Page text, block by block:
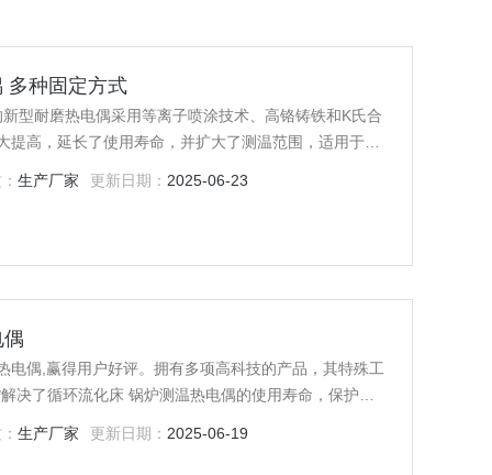
多种固定方式
型耐磨热电偶采用等离子喷涂技术、高铬铸铁和K氏合
高，延长了使用寿命，并扩大了测温范围，适用于对
生产厂家 更新日期： 2025-06-23
电偶,赢得用户好评。拥有多项高科技的产品，其特殊工
决了循环流化床 锅炉测温热电偶的使用寿命，保护套
生产厂家 更新日期： 2025-06-19